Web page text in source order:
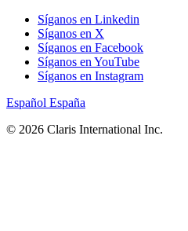
Síganos en Linkedin
Síganos en X
Síganos en Facebook
Síganos en YouTube
Síganos en Instagram
Español España
© 2026 Claris International Inc.